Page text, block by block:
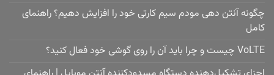
چگونه آنتن دهی مودم سیم کارتی خود را افزایش دهیم؟ راهنمای
کامل
VoLTE چیست و چرا باید آن را روی گوشی خود فعال کنید؟